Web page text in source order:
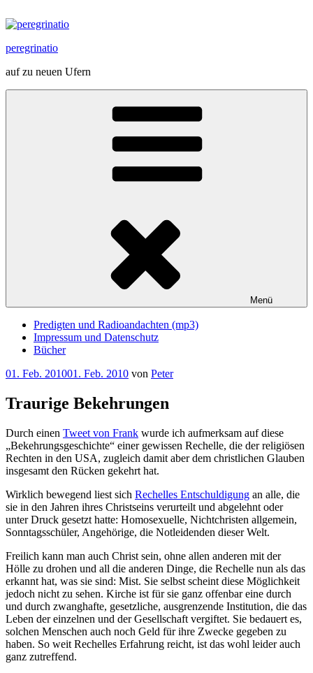
Inhalt
peregrinatio
auf zu neuen Ufern
Menü
Predigten und Radioandachten (mp3)
Impressum und Datenschutz
Bücher
Veröffentlicht
01. Feb. 201001. Feb. 2010 von Peter
Traurige Bekehrungen
Durch einen Tweet von Frank wurde ich aufmerksam auf diese
„Bekehrungsgeschichte“ einer gewissen Rechelle, die der religiösen
Rechten in den USA, zugleich damit aber dem christlichen Glauben
insgesamt den Rücken gekehrt hat.
Wirklich bewegend liest sich Rechelles Entschuldigung an alle, die
sie in den Jahren ihres Christseins verurteilt und abgelehnt oder
unter Druck gesetzt hatte: Homosexuelle, Nichtchristen allgemein,
Sonntagsschüler, Angehörige, die Notleidenden dieser Welt.
Freilich kann man auch Christ sein, ohne allen anderen mit der
Hölle zu drohen und all die anderen Dinge, die Rechelle nun als das
erkannt hat, was sie sind: Mist. Sie selbst scheint diese Möglichkeit
jedoch nicht zu sehen. Kirche ist für sie ganz offenbar eine durch
und durch zwanghafte, gesetzliche, ausgrenzende Institution, die das
Leben der einzelnen und der Gesellschaft vergiftet. Sie bedauert es,
solchen Menschen auch noch Geld für ihre Zwecke gegeben zu
haben. So weit Rechelles Erfahrung reicht, ist das wohl leider auch
ganz zutreffend.